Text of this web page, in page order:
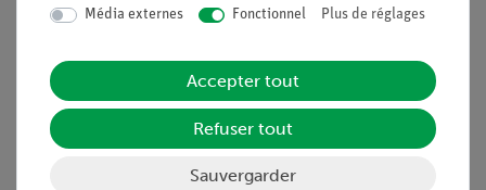
Service
Aperçu du service
Téléchargements
Catalogue
Média externes Fonctionnel Plus de réglages
Accepter tout
Refuser tout
Sauvergarder